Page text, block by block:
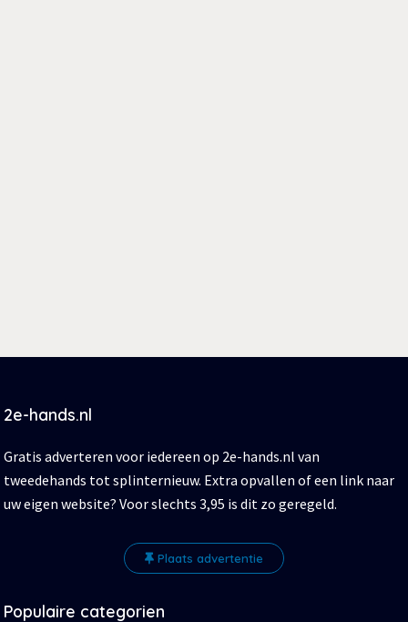
2e-hands.nl
Gratis adverteren voor iedereen op 2e-hands.nl van
tweedehands tot splinternieuw. Extra opvallen of een link naar
uw eigen website? Voor slechts 3,95 is dit zo geregeld.
Plaats advertentie
Populaire categorien